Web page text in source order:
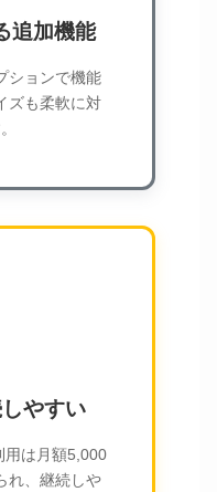
追加機能
ションで機能
ズも柔軟に対
やすい
用は月額5,000
れ、継続しや